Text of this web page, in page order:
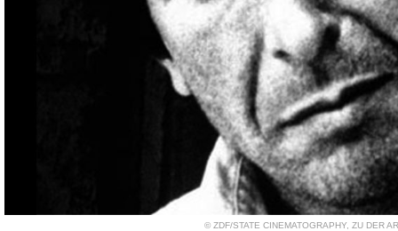
© ZDF/STATE CINEMATOGRAPHY, ZU DER